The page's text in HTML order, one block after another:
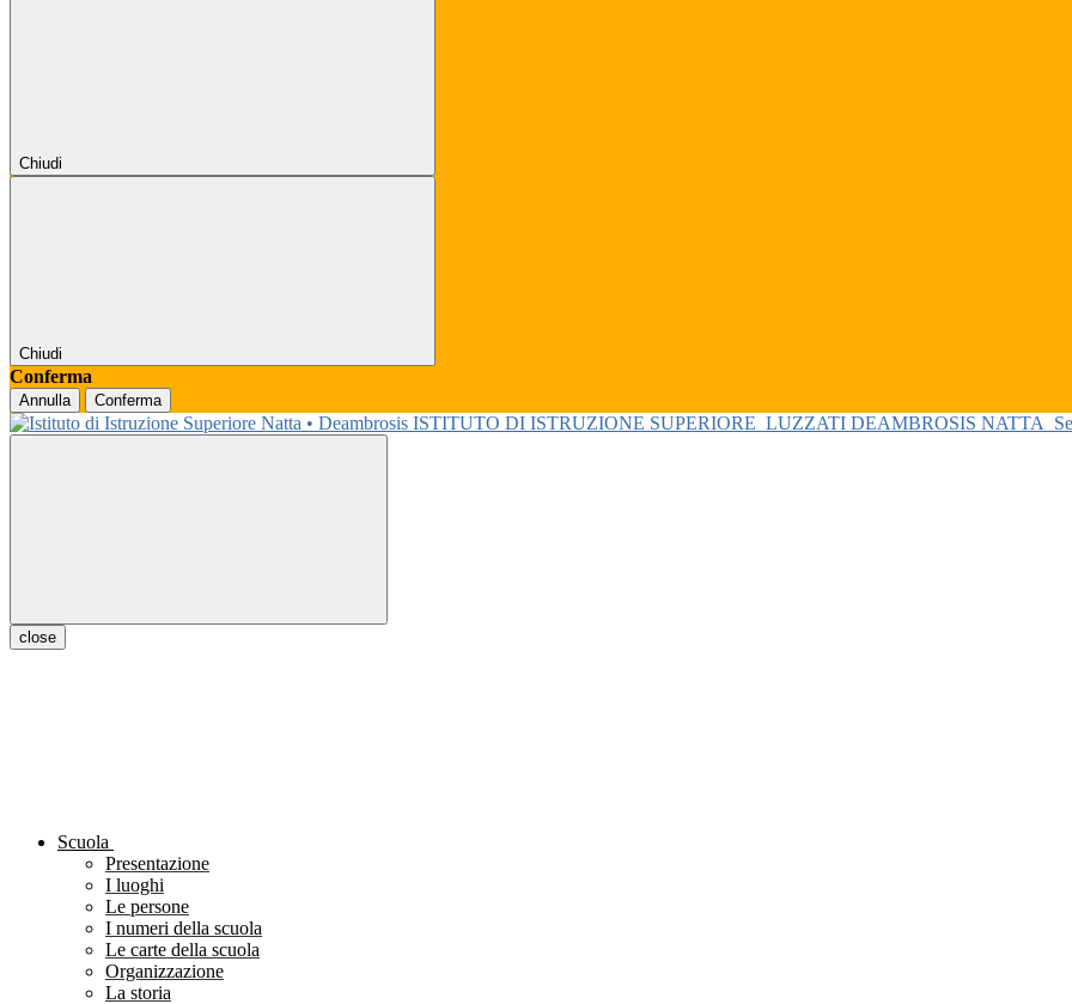
Chiudi
Chiudi
Conferma
Annulla Conferma
ISTITUTO DI ISTRUZIONE SUPERIORE LUZZATI DEAMBROSIS NATTA
close
Scuola
Presentazione
I luoghi
Le persone
I numeri della scuola
Le carte della scuola
Organizzazione
La storia